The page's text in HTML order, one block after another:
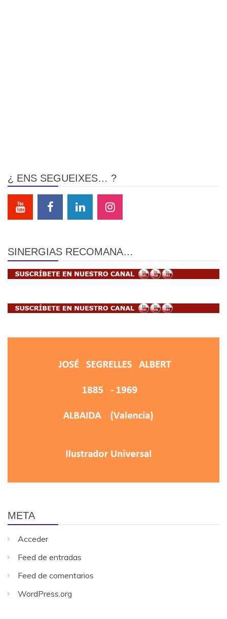
¿ ENS SEGUEIXES… ?
SINERGIAS RECOMANA…
META
Acceder
Feed de entradas
Feed de comentarios
WordPress.org